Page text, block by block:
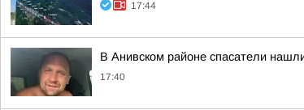
17:44
В Анивском районе спасатели
17:40